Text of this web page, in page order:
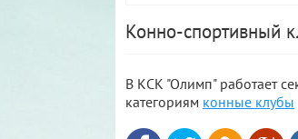
Конно-спортивный
В КСК "Олимп" работает
категориям конные клубы